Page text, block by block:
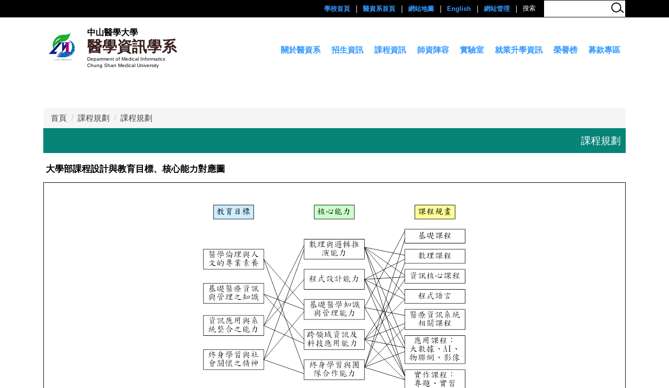
到
中山醫學大學
醫學資訊學系
Department of Medical Informatics
Chung Shan Medical University
關於醫資系 招生資訊 課程資訊 師資陣容 實驗室 就業升學資訊 榮譽榜 募款專區
學校首頁 醫資系首頁 網站地圖 English 網站管理
首頁 課程規劃 課程規劃
課程規劃
大學部課程設計與教育目標、核心能力對應圖